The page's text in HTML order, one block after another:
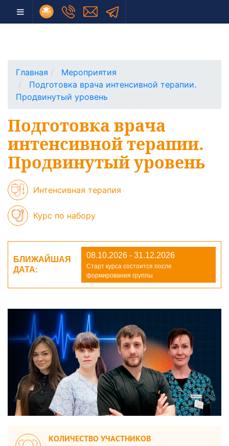
Главная
Мероприятия
Подготовка врача интенсивной терапии.
Продвинутый уровень
Подготовка врача
интенсивной терапии.
Продвинутый уровень
Интенсивная терапия
Курс по набору
БЛИЖАЙШАЯ
ДАТА:
08.10.2026 - 31.12.2026
Старт курса состоится после
формирования группы
КОЛИЧЕСТВО УЧАСТНИКОВ